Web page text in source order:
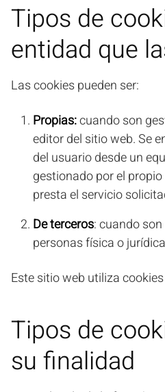
Tipos de
entidad que
Las cookies pueden ser:
Propias:cuando son
editor del sitio web. Se
del usuario desde un
gestionado por el
presta el servicio
De terceros: cuando
personas física o
Este sitio web utiliza
Tipos de
su finalidad